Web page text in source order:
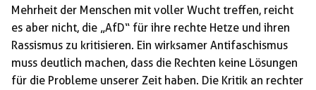
Mehrheit der Menschen mit voller Wucht treffen, reicht
es aber nicht, die „AfD“ für ihre rechte Hetze und ihren
Rassismus zu kritisieren. Ein wirksamer Antifaschismus
muss deutlich machen, dass die Rechten keine Lösungen
für die Probleme unserer Zeit haben. Die Kritik an rechter